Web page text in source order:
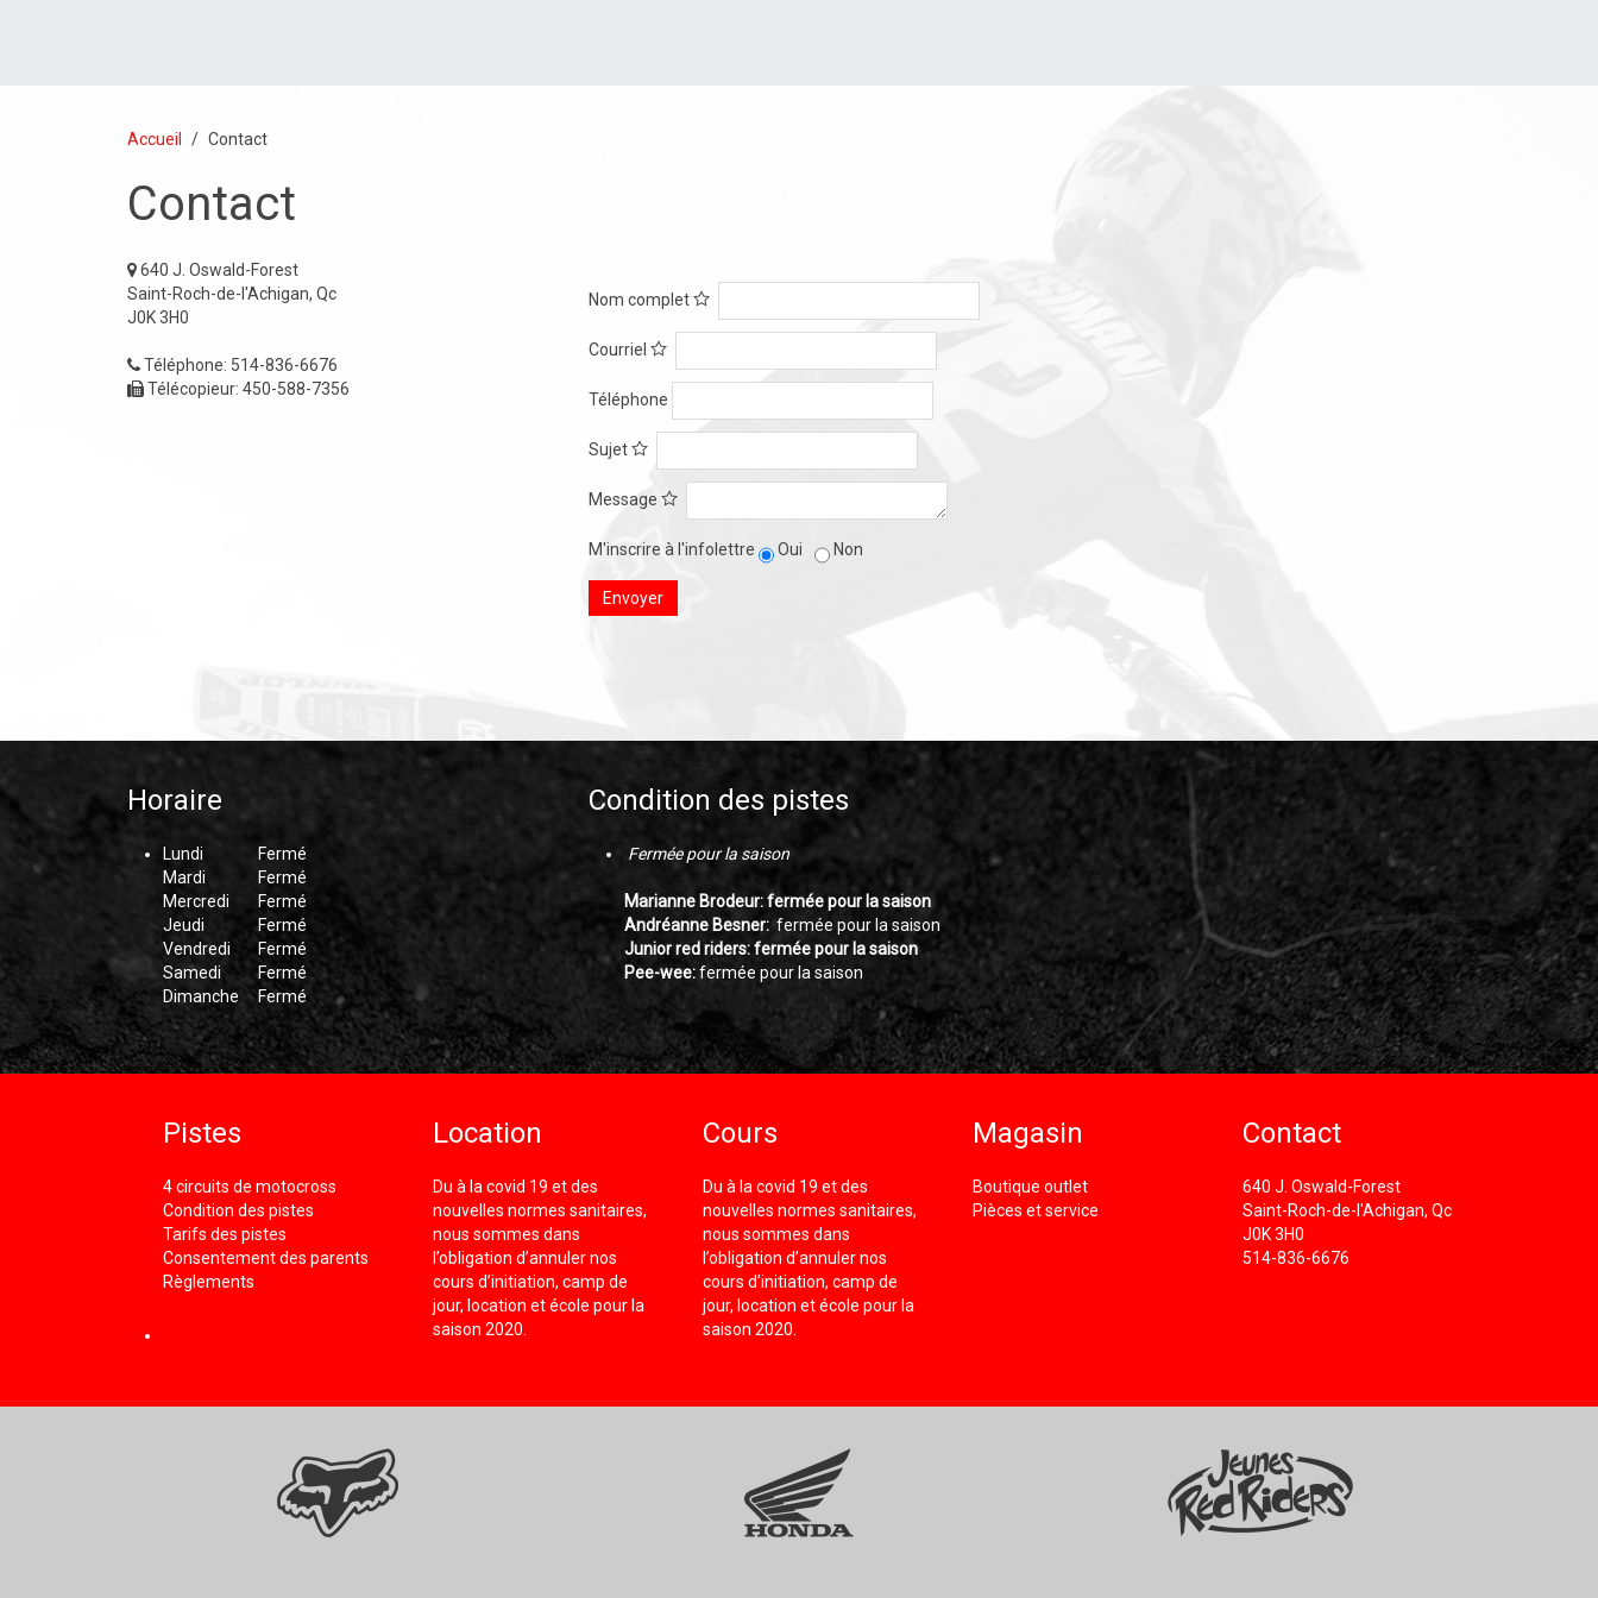
Accueil Contact
Contact
640 J. Oswald-Forest
Saint-Roch-de-l'Achigan, Qc
J0K 3H0
Téléphone: 514-836-6676
Télécopieur: 450-588-7356
Nom complet
Courriel
Téléphone
Sujet
Message
M'inscrire à l'infolettre Oui Non
Envoyer
Horaire
Lundi
Fermé
Mardi
Fermé
Mercredi
Fermé
Jeudi
Fermé
Vendredi
Fermé
Samedi
Fermé
Dimanche
Fermé
Condition des pistes
Fermée pour la saison
Marianne Brodeur: fermée pour la saison
Andréanne Besner: fermée pour la saison
Junior red riders: fermée pour la saison
Pee-wee:fermée pour la saison
Pistes
4 circuits de motocross
Condition des pistes
Tarifs des pistes
Consentement des parents
Règlements
Location
Du à la covid 19 et des
nouvelles normes sanitaires,
nous sommes dans
l’obligation d’annuler nos
cours d’initiation, camp de
jour, location et école pour la
saison 2020.
Cours
Du à la covid 19 et des
nouvelles normes sanitaires,
nous sommes dans
l’obligation d’annuler nos
cours d’initiation, camp de
jour, location et école pour la
saison 2020.
Magasin
Boutique outlet
Pièces et service
Contact
640 J. Oswald-Forest
Saint-Roch-de-l'Achigan, Qc
J0K 3H0
514-836-6676